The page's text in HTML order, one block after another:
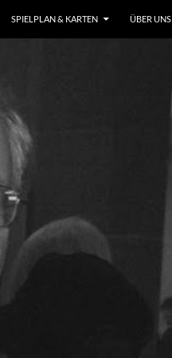
SPIELPLAN & KARTEN ÜBER UNS